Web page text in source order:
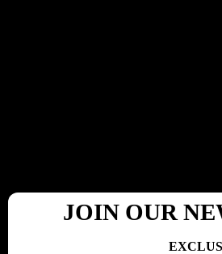
JOIN OUR